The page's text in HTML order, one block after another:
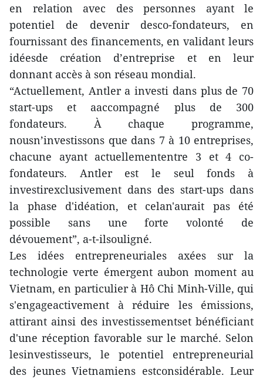
en relation avec des personnes ayant le
potentiel de devenir desco-fondateurs, en
fournissant des financements, en validant leurs
idéesde création d’entreprise et en leur
donnant accès à son réseau mondial.
“Actuellement, Antler a investi dans plus de 70
start-ups et aaccompagné plus de 300
fondateurs. À chaque programme,
nousn’investissons que dans 7 à 10 entreprises,
chacune ayant actuellemententre 3 et 4 co-
fondateurs. Antler est le seul fonds à
investirexclusivement dans des start-ups dans
la phase d'idéation, et celan'aurait pas été
possible sans une forte volonté de
dévouement”, a-t-ilsouligné.
Les idées entrepreneuriales axées sur la
technologie verte émergent aubon moment au
Vietnam, en particulier à Hô Chi Minh-Ville, qui
s'engageactivement à réduire les émissions,
attirant ainsi des investissementset bénéficiant
d'une réception favorable sur le marché. Selon
lesinvestisseurs, le potentiel entrepreneurial
des jeunes Vietnamiens estconsidérable. Leur